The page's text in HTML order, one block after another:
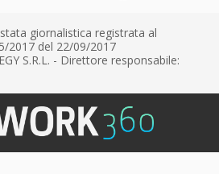
giornalistica registrata al
2017 del 22/09/2017
S.R.L. - Direttore responsabile: